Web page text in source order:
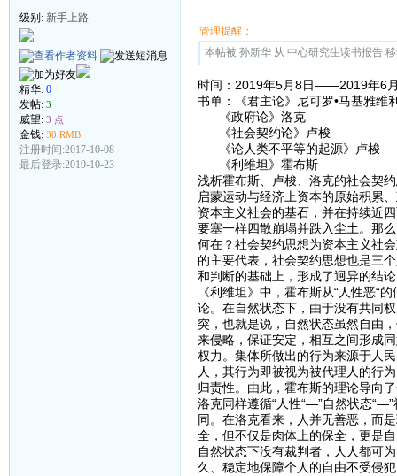
级别: 新手上路
精华: 0
发帖: 3
威望: 3 点
金钱: 30 RMB
注册时间:2017-10-08
最后登录:2019-10-23
管理提醒：
本帖被 孙新华 从 中心研究生读书报告
时间：2019年5月8日——2019年6
书单：《君主论》尼可罗•马基雅维
《政府论》洛克
《社会契约论》卢梭
《论人类不平等的起源》卢梭
《利维坦》霍布斯
浅析霍布斯、卢梭、洛克的社会契
启蒙运动与经济上资本的原始积累
资本主义社会的基石，并在持续近
要塞一样四散崩塌并跌入尘土。那
何在？社会契约思想为资本主义社
的主要代表，社会契约思想也是三
和判断的基础上，形成了迥异的结
《利维坦》中，霍布斯从“人性恶“
论。在自然状态下，由于没有共同
突，也就是说，自然状态虽然自由
来侵略，保证安定，相互之间形成
权力。集体所做出的行为来源于人
人，其行为即被视为被代理人的行
归责性。由此，霍布斯的理论导向
洛克同样遵循“人性“—”自然状态
同。在洛克看来，人并无善恶，而
全，但不仅是肉体上的保全，更是
自然状态下没有裁判者，人人都可
久、稳定地保障个人的自由不受侵